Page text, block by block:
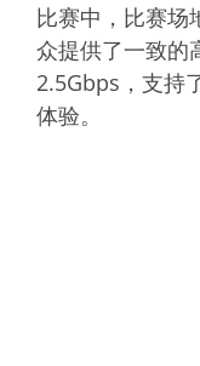
比赛中，比赛场
众提供了一致的
2.5Gbps，支持
体验。